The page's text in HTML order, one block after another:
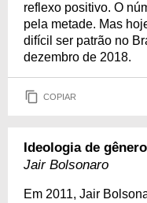
reflexo positivo. O
pela metade. Mas
difícil ser patrão no
dezembro de 2018.
COPIAR
Ideologia de gênero
Jair Bolsonaro
Em 2011, Jair